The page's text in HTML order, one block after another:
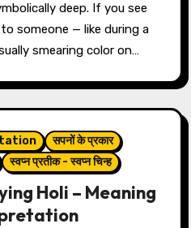
deep. If you see
someone — like during a
smearing color on…
सपनों के प्रकार
स्वप्न प्रतीक - स्वप्न चिन्ह
Holi – Meaning